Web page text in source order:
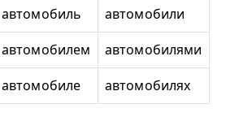
автомобиль
автомобили
автомобилем
автомобилями
автомобиле автомобилях